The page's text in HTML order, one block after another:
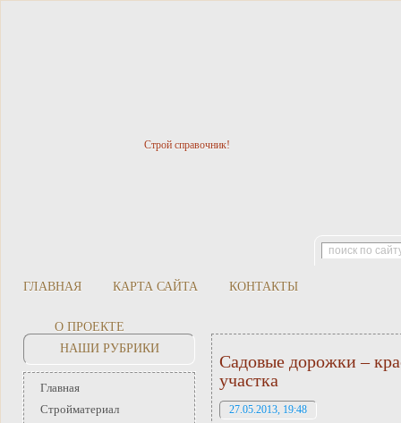
Строй справочник!
ГЛАВНАЯ КАРТА САЙТА КОНТАКТЫ
О ПРОЕКТЕ
НАШИ РУБРИКИ
Главная
Стройматериал
Садовые дорожки –
участка
27.05.2013, 19:48